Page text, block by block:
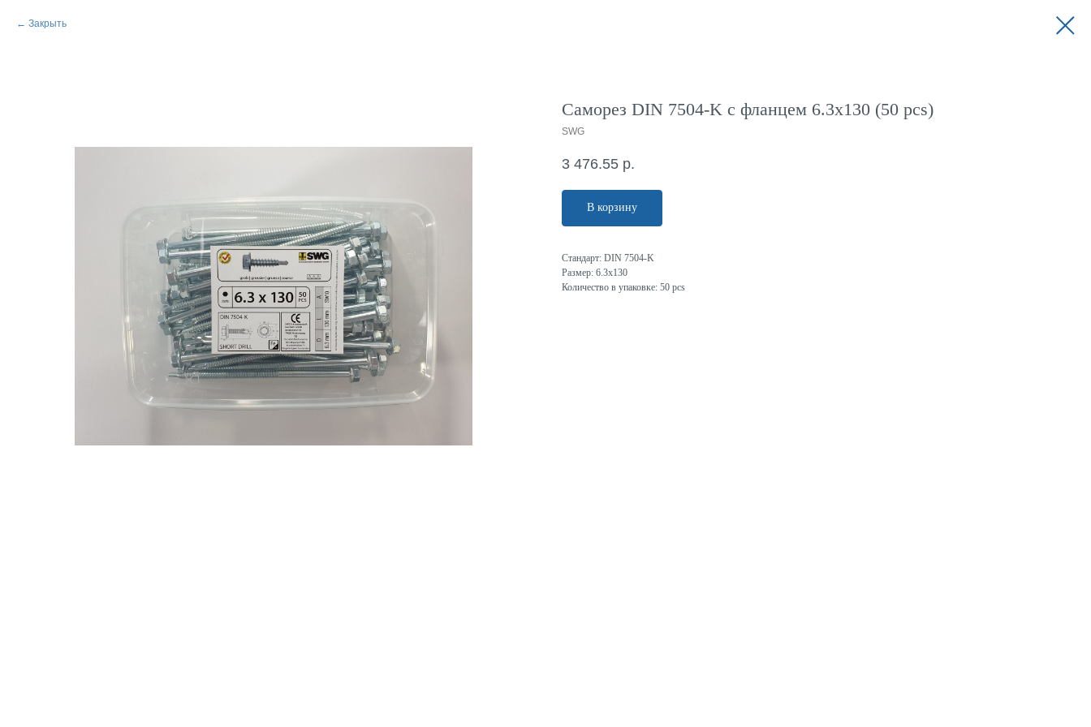
Закрыть
Саморез DIN 7504-K с фланцем 6.3x130 (50 pcs)
SWG
3 476.55 р.
В корзину
Стандарт: DIN 7504-K
Размер: 6.3x130
Количество в упаковке: 50 pcs